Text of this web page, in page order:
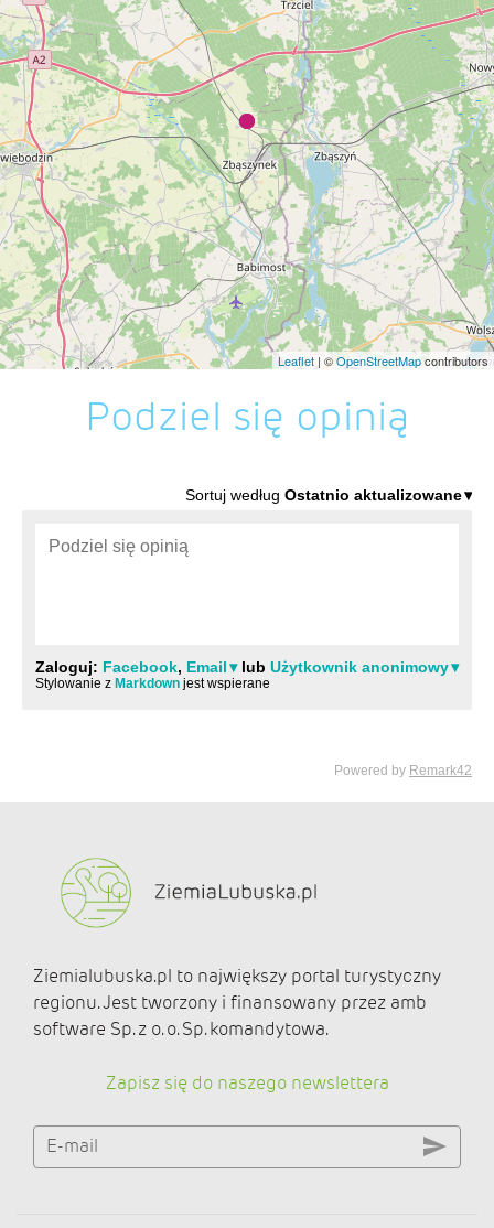
Leaflet | ©OpenStreetMapcontributors
Podziel się opinią
Ziemialubuska.pl to największy portal turystyczny
regionu. Jest tworzony i finansowany przez amb
software Sp. z o. o. Sp. komandytowa.
Zapisz się do naszego newslettera
E-mail